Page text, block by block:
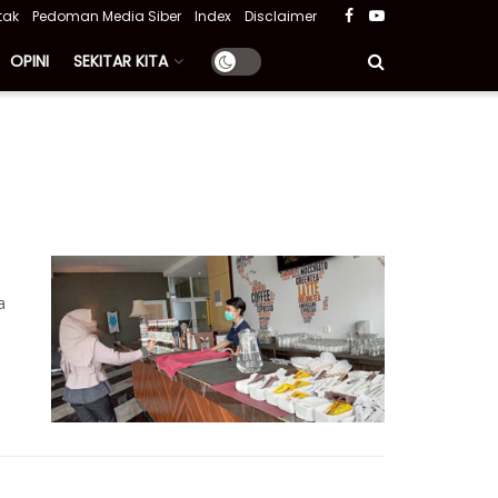
Pedoman Media Siber Index Disclaimer
OPINI SEKITAR KITA